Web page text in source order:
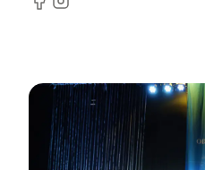
Facebook
Instagram